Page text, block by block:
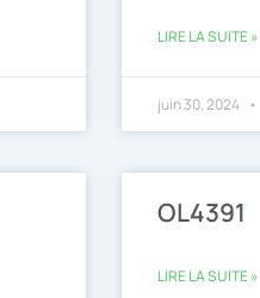
LIRE LA SUITE »
juin 30, 2024
OL4391
LIRE LA SUITE »